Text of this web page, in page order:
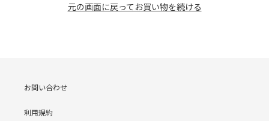
元の画面に戻ってお買い物を続ける
お問い合わせ
利用規約